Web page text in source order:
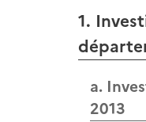
1.
a.
2013